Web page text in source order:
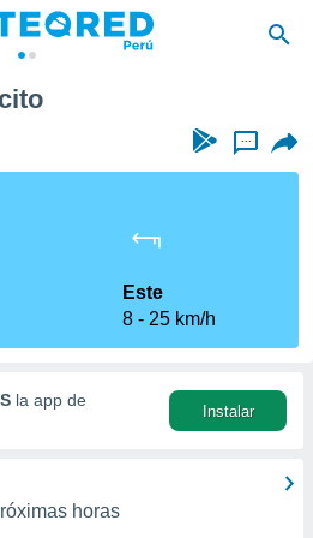
...
Este
8
25 km/h
la app de
Instalar
horas